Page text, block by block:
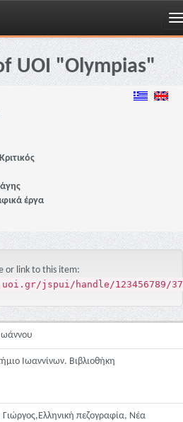
UOI "Olympias"
έργα
or link to this item:
jspui/handle/123456789/
Ιωαννίνων. Βιβλιοθήκη
πεζογραφία, Νέα